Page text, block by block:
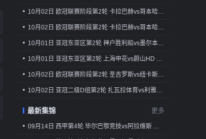
10月02日 欧冠联赛阶段第2轮 卡拉巴赫vs哥本哈根 全场录像回放
10月02日 欧冠联赛阶段第2轮 卡拉巴赫vs哥本哈根 全场录像回放
10月01日 亚冠东亚区第2轮 神户胜利船vs墨尔本城 全场录像回放
10月01日 亚冠东亚区第2轮 上海申花vs蔚山HD 全场录像回放
10月02日 欧冠联赛阶段第2轮 圣吉罗斯vs纽卡斯尔联 全场录像回放
10月02日 亚冠二级D组第2轮 扎瓦拉体育vs利雅得胜利 全场录像回放
最新集锦 更多
09月14日 西甲第4轮 毕尔巴鄂竞技vs阿拉维斯 全场录像回放